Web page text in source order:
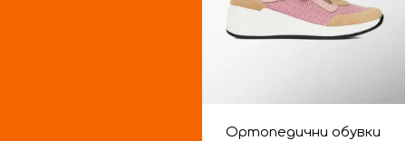
Ортопедични обувки